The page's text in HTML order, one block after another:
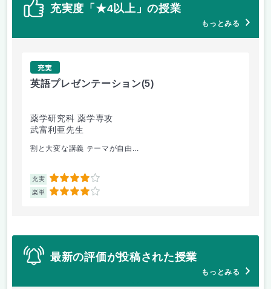
充実度「★4以上」の授業
もっとみる
充実
英語プレゼンテーション(5)
薬学研究科 薬学専攻
武富利亜先生
割と大変な講義 テーマが自由...
充実 4
楽単 4
最新の評価が投稿された授業
もっとみる